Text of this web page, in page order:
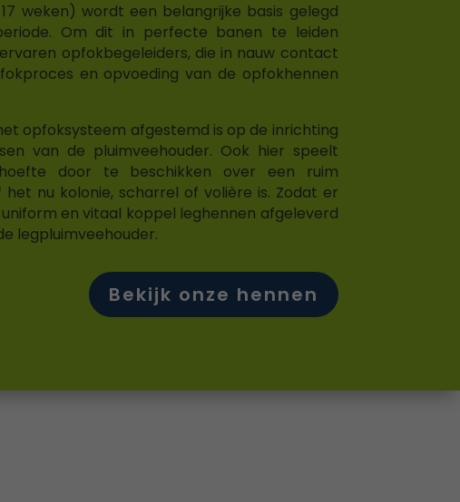
weken) wordt een belangrijke basis gelegd
Om dit in perfecte banen te leiden
opfokbegeleiders, die in nauw contact
en opvoeding van de opfokhennen
opfoksysteem afgestemd is op de inrichting
van de pluimveehouder. Ook hier speelt
door te beschikken over een ruim
nu kolonie, scharrel of volière is. Zodat er
en vitaal koppel leghennen afgeleverd
legpluimveehouder.
Bekijk onze hennen